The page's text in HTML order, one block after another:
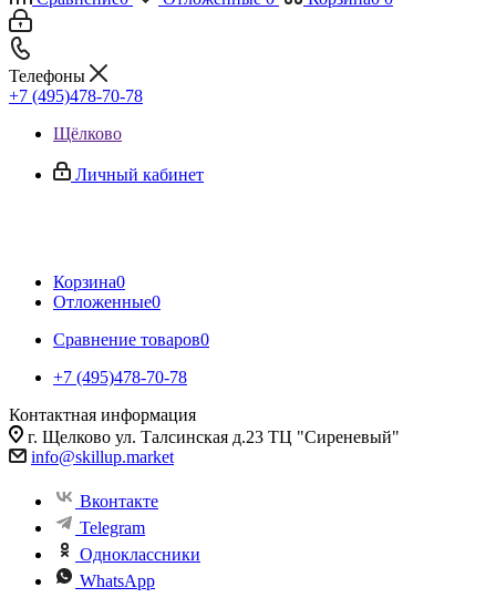
Телефоны
+7 (495)478-70-78
Щёлково
Личный кабинет
Корзина0
Отложенные0
Сравнение товаров0
+7 (495)478-70-78
Контактная информация
г. Щелково ул. Талсинская д.23 ТЦ "Сиреневый"
info@skillup.market
Вконтакте
Telegram
Одноклассники
WhatsApp